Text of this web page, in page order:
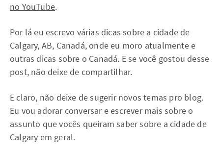
no YouTube.
Por lá eu escrevo várias dicas sobre a cidade de
Calgary, AB, Canadá, onde eu moro atualmente e
outras dicas sobre o Canadá. E se você gostou desse
post, não deixe de compartilhar.
E claro, não deixe de sugerir novos temas pro blog.
Eu vou adorar conversar e escrever mais sobre o
assunto que vocês queiram saber sobre a cidade de
Calgary em geral.